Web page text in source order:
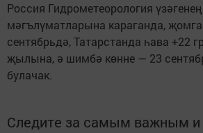
Россия Гидрометеорология
мәгълүматларына караганда, җомга
сентябрьдә, Татарстанда һава +22
җылына, ә шимбә көнне — 23
булачак.
Следите за самым важным и